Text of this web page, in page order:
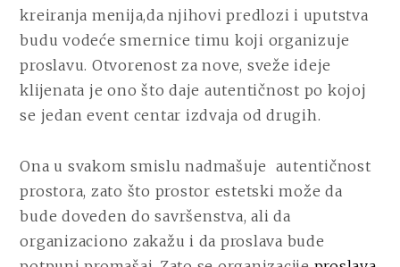
kreiranja menija,da njihovi predlozi i uputstva
budu vodeće smernice timu koji organizuje
proslavu. Otvorenost za nove, sveže ideje
klijenata je ono što daje autentičnost po kojoj
se jedan event centar izdvaja od drugih.
Ona u svakom smislu nadmašuje autentičnost
prostora, zato što prostor estetski može da
bude doveden do savršenstva, ali da
organizaciono zakažu i da proslava bude